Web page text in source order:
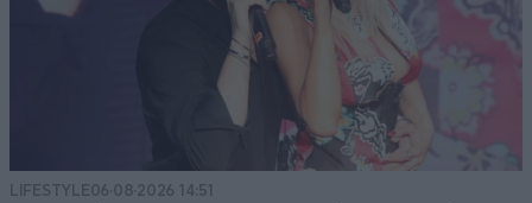
LIFESTYLE06·08·2026 14:51